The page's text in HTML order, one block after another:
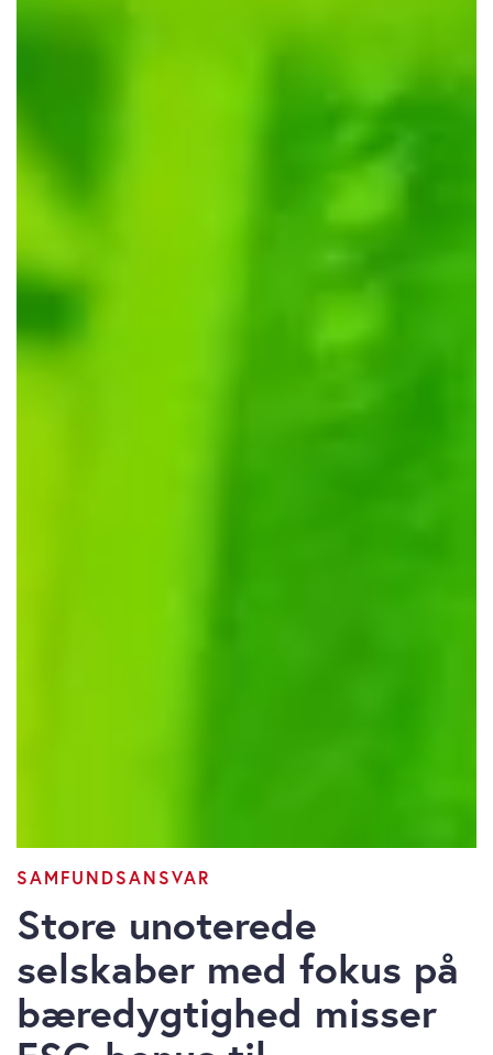
SAMFUNDSANSVAR
Store unoterede
selskaber med fokus på
bæredygtighed misser